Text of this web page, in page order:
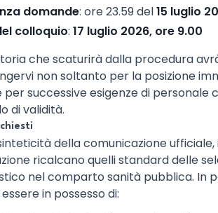
domande: ore 23.59 del15 luglio
colloquio: 17 luglio 2026, ore 9.00
che scaturirà dalla procedura
non soltanto per la posizione
per successive esigenze di personale
di validità.
della comunicazione
ricalcano quelli standard delle
nel comparto sanità pubblica. In
in possesso di: